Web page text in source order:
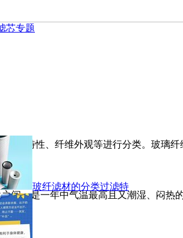
芯专题
玻纤滤材的分类过滤特
特性、纤维外观等进行分类。玻璃纤
间，是一年中气温最高且又潮湿、闷热的